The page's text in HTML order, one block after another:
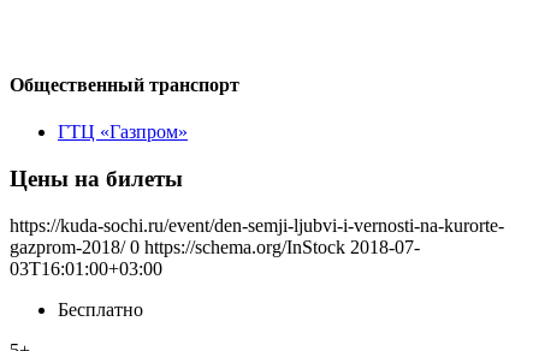
Общественный транспорт
ГТЦ «Газпром»
Цены на билеты
https://kuda-sochi.ru/event/den-semji-ljubvi-i-vernosti-na-kurorte-
gazprom-2018/ 0 https://schema.org/InStock 2018-07-
03T16:01:00+03:00
Бесплатно